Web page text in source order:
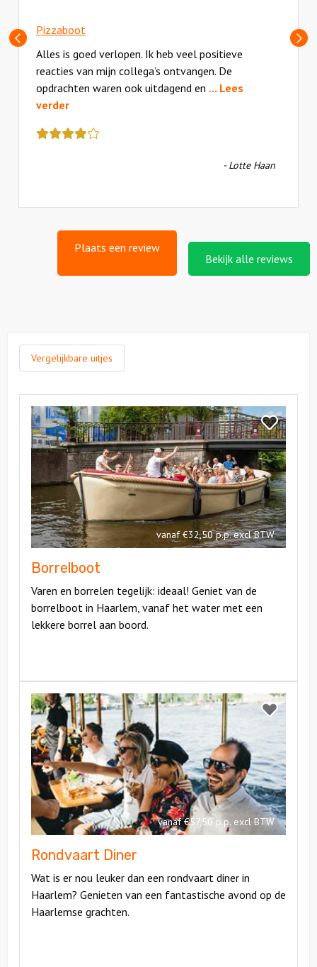
Vorige
slide
Pizzaboot
Alles is goed verlopen. Ik heb veel positieve
reacties van mijn collega’s ontvangen. De
opdrachten waren ook uitdagend en ... Lees
verder
review
een
- Lotte Haan
Plaats een review
Bekijk alle reviews
Vergelijkbare uitjes
Bekijk
Borrelboot
vanaf €32,50 p.p. excl BTW
Borrelboot
Varen en borrelen tegelijk: ideaal! Geniet van de
borrelboot in Haarlem, vanaf het water met een
lekkere borrel aan boord.
Bekijk
Borrelboot
Bekijk
Diner
vanaf €57,50 p.p. excl BTW
Rondvaart Diner
Wat is er nou leuker dan een rondvaart diner in
Haarlem? Genieten van een fantastische avond op de
Haarlemse grachten.
Bekijk
Rondvaart
Diner